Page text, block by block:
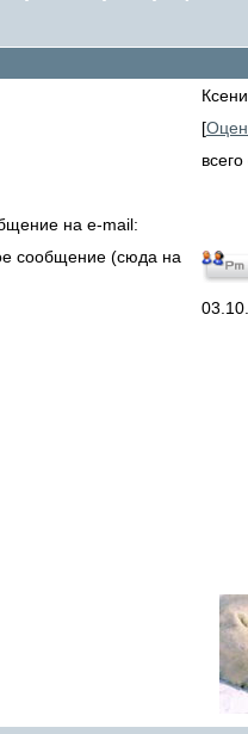
[
на e-mail:
сообщение (сюда на